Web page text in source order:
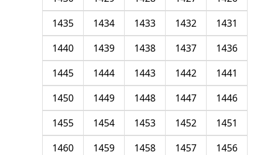
1431
1432
1433
1434
1435
1436
1437
1438
1439
1440
1441
1442
1443
1444
1445
1446
1447
1448
1449
1450
1451
1452
1453
1454
1455
1456
1457
1458
1459
1460